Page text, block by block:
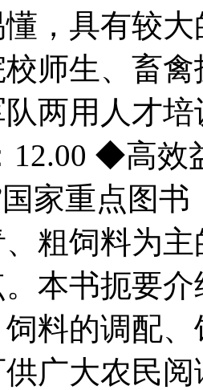
，具有较
校师生、畜
队两用人才
12.00 ◆高效
家重点图
粗饲料为
本书扼要
料的调配
广大农民